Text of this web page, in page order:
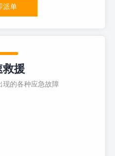
派单
救援
现的各种应急故障